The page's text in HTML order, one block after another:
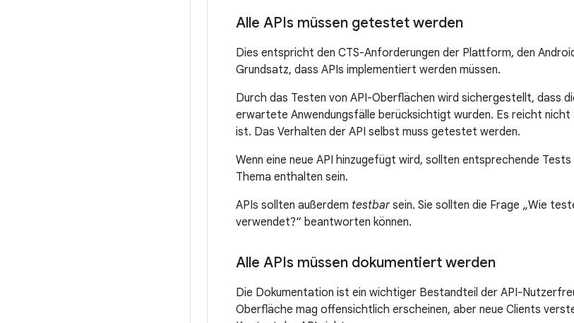
Alle APIs müssen getestet werden
Dies entspricht den CTS-Anforderungen der Plattform, den
Grundsatz, dass APIs implementiert werden müssen.
Durch das Testen von API-Oberflächen wird sichergestellt, dass
erwartete Anwendungsfälle berücksichtigt wurden. Es reicht nicht
ist. Das Verhalten der API selbst muss getestet werden.
Wenn eine neue API hinzugefügt wird, sollten entsprechende
Thema enthalten sein.
APIs sollten außerdem testbarsein. Sie sollten die Frage „Wie
verwendet?“ beantworten können.
Alle APIs müssen dokumentiert werden
Die Dokumentation ist ein wichtiger Bestandteil der API-
Oberfläche mag offensichtlich erscheinen, aber neue Clients